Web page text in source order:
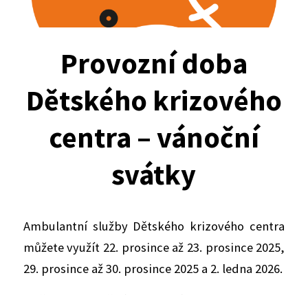
Provozní doba
Dětského krizového
centra – vánoční
svátky
Ambulantní služby Dětského krizového centra
můžete využít 22. prosince až 23. prosince 2025,
29. prosince až 30. prosince 2025 a 2. ledna 2026.